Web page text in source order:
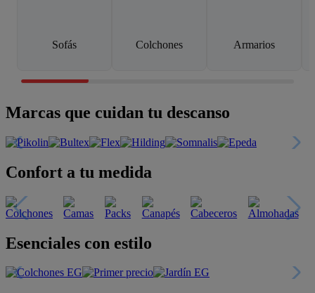
Sofás Colchones Armarios
Marcas que cuidan tu descanso
Confort a tu medida
Esenciales con estilo